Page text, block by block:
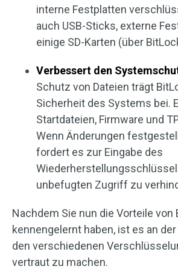
interne Festplatten
auch USB-Sticks, externe
einige SD-Karten (über
Verbessert den
Schutz von Dateien trägt
Sicherheit des Systems bei.
Startdateien, Firmware und
Wenn Änderungen
fordert es zur Eingabe des
unbefugten Zugriff zu
Nachdem Sie nun die Vorteile von
kennengelernt haben, ist es an
den verschiedenen
vertraut zu machen.